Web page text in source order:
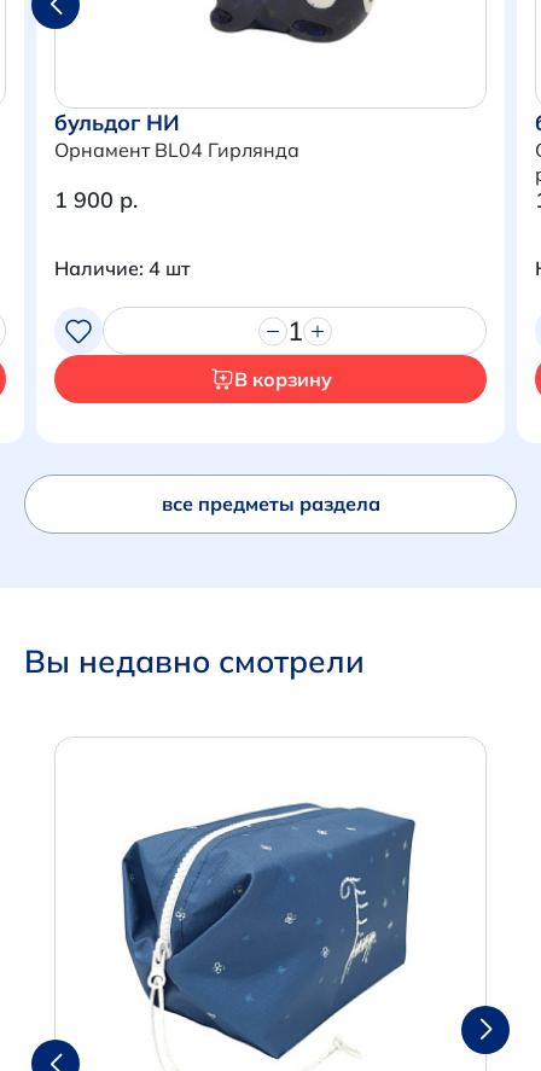
Итого:
0 р.
Продолжить покупки
бульдог НИ
Орнамент BL04 Гирлянда
1 900 р.
Наличие: 4 шт
1
В корзину
все предметы раздела
Вы недавно смотрели